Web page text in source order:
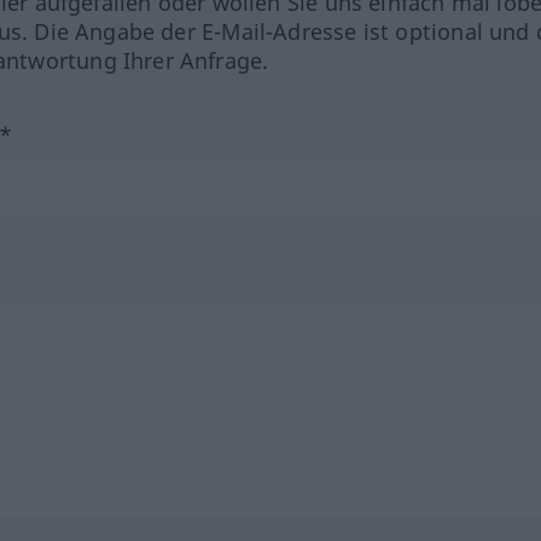
Die Angabe der E-Mail-Adresse ist optional und
Ihrer Anfrage.